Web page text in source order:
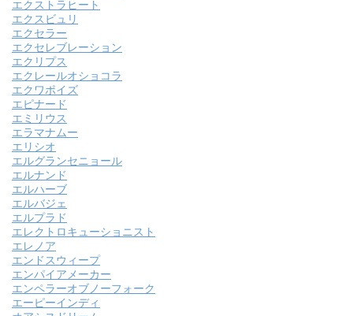
エクストラヒート
エクスビュリ
エクセラー
エクセレブレーション
エクリプス
エクレールオショコラ
エクワポイズ
エピナード
エミリウス
エラマナムー
エリシオ
エルグランセニョール
エルナンド
エルハーブ
エルバジェ
エルプラド
エレクトロキューショニスト
エレノア
エンドスウィープ
エンパイアメーカー
エンペラーオブノーフォーク
エーピーインディ